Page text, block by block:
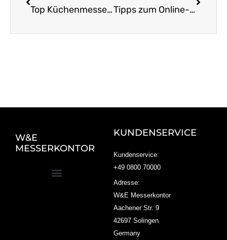
Top Küchenmesser aus Solingen – Dein Einkaufsführer Tipps zum Online-Kauf von Solinger Messern
W&E
MESSERKONTOR
KUNDENSERVICE
Kundenservice:
+49 0800 70000
Adresse:
W&E Messerkontor
Aachener Str. 9
42697 Solingen
Germany